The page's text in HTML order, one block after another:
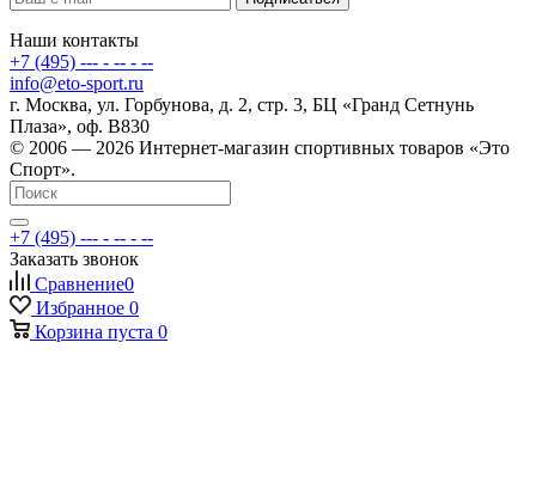
Наши контакты
+7 (495) --- - -- - --
info@eto-sport.ru
г. Москва, ул. Горбунова, д. 2, стр. 3, БЦ «Гранд Сетнунь
Плаза», оф. В830
© 2006 — 2026 Интернет-магазин спортивных товаров «Это
Спорт».
+7 (495) --- - -- - --
Заказать звонок
Сравнение0
Избранное 0
Корзина пуста 0